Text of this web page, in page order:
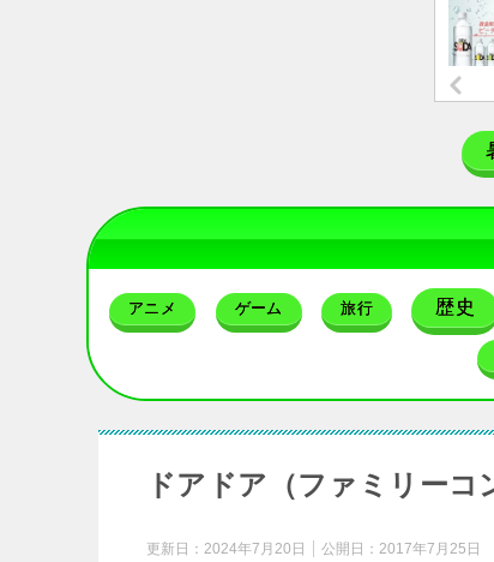
アニメ ゲーム 旅行 歴史
ドアドア（ファミリーコ
更新日： 2024年7月20日 公開日： 2017年7月25日